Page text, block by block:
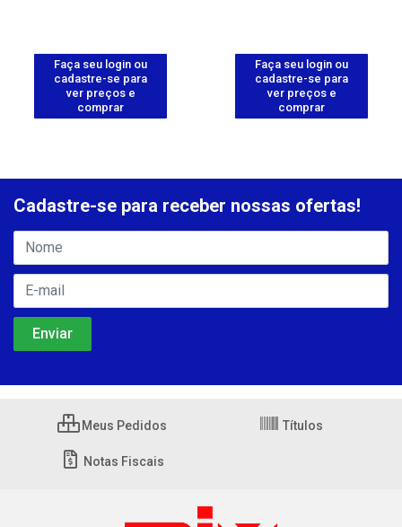
Faça seu login ou
cadastre-se para
ver preços e
comprar
Faça seu login ou
cadastre-se para
ver preços e
comprar
Cadastre-se para receber nossas ofertas!
Meus Pedidos Títulos
Notas Fiscais